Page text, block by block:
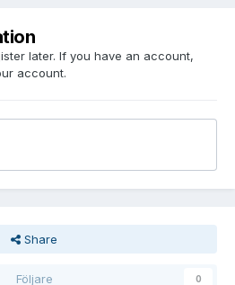
later. If you have an account,
account.
Share
Följare 0